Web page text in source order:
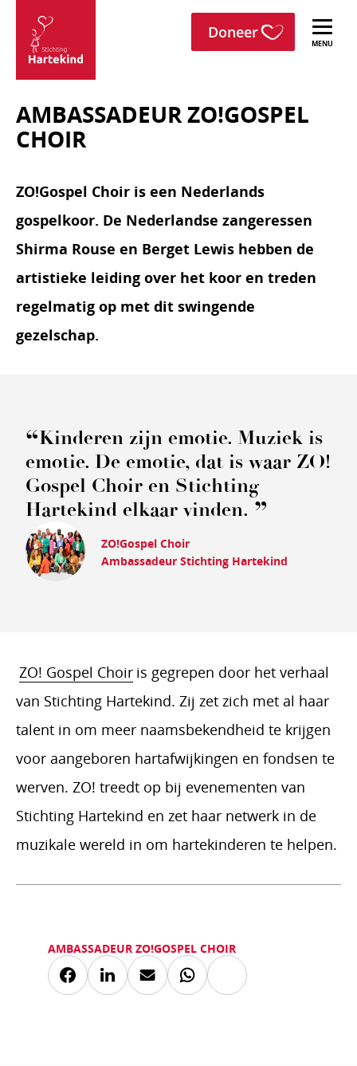
Sla navigatie over
Stichting
Hartekind
Doneer menu
AMBASSADEUR ZO!GOSPEL
CHOIR
ZO!Gospel Choir is een Nederlands
gospelkoor. De Nederlandse zangeressen
Shirma Rouse en Berget Lewis hebben de
artistieke leiding over het koor en treden
regelmatig op met dit swingende
gezelschap.
Kinderen zijn emotie. Muziek is
emotie. De emotie, dat is waar ZO!
Gospel Choir en Stichting
Hartekind elkaar vinden.
ZO!Gospel Choir
Ambassadeur Stichting Hartekind
ZO! Gospel Choir is gegrepen door het verhaal
van Stichting Hartekind. Zij zet zich met al haar
talent in om meer naamsbekendheid te krijgen
voor aangeboren hartafwijkingen en fondsen te
werven. ZO! treedt op bij evenementen van
Stichting Hartekind en zet haar netwerk in de
muzikale wereld in om hartekinderen te helpen.
AMBASSADEUR ZO!GOSPEL CHOIR
Deel
Deel
Deel
Deel
Kopieer